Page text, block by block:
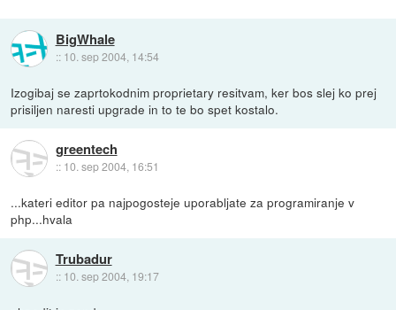
BigWhale
:: 10. sep 2004, 14:54
Izogibaj se zaprtokodnim proprietary resitvam, ker bos slej ko prej
prisiljen naresti upgrade in to te bo spet kostalo.
greentech
:: 10. sep 2004, 16:51
...kateri editor pa najpogosteje uporabljate za programiranje v
php...hvala
Trubadur
:: 10. sep 2004, 19:17